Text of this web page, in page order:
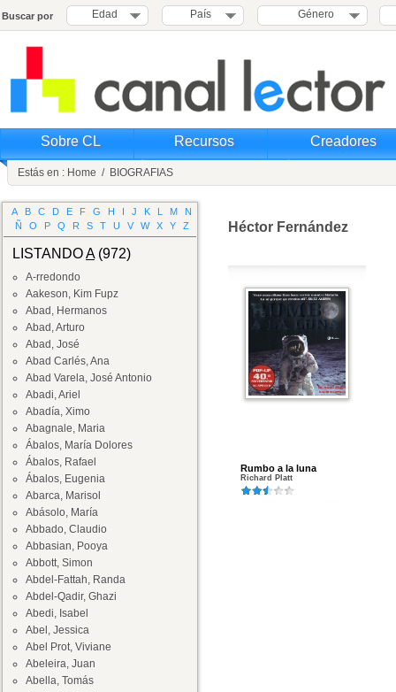
Buscar por Edad País Género
Sobre CL Recursos Creadores
Estás en : Home / BIOGRAFIAS
A B C D E F G H I J K L M
N
Ñ
O P Q R S T U V W X Y Z
LISTANDOA(972)
A-rredondo
Aakeson, Kim Fupz
Abad, Hermanos
Abad, Arturo
Abad, José
Abad Carlés, Ana
Abad Varela, José Antonio
Abadi, Ariel
Abadía, Ximo
Abagnale, Maria
Ábalos, María Dolores
Ábalos, Rafael
Ábalos, Eugenia
Abarca, Marisol
Abásolo, María
Abbado, Claudio
Abbasian, Pooya
Abbott, Simon
Abdel-Fattah, Randa
Abdel-Qadir, Ghazi
Abedi, Isabel
Abel, Jessica
Abel Prot, Viviane
Abeleira, Juan
Abella, Tomás
Héctor Fernández
Rumbo a la luna
Richard Platt